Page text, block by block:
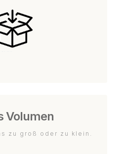
Volumen
zu groß oder zu klein.